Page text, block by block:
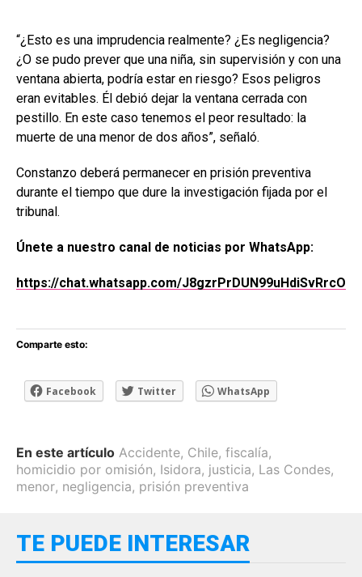
“¿Esto es una imprudencia realmente? ¿Es negligencia?
¿O se pudo prever que una niña, sin supervisión y con una
ventana abierta, podría estar en riesgo? Esos peligros
eran evitables. Él debió dejar la ventana cerrada con
pestillo. En este caso tenemos el peor resultado: la
muerte de una menor de dos años”, señaló.
Constanzo deberá permanecer en prisión preventiva
durante el tiempo que dure la investigación fijada por el
tribunal.
Únete a nuestro canal de noticias por WhatsApp:
https://chat.whatsapp.com/J8gzrPrDUN99uHdiSvRrcO
Comparte esto:
Facebook Twitter WhatsApp
En este artículo Accidente, Chile, fiscalía,
homicidio por omisión, Isidora, justicia, Las Condes,
menor, negligencia, prisión preventiva
TE PUEDE INTERESAR